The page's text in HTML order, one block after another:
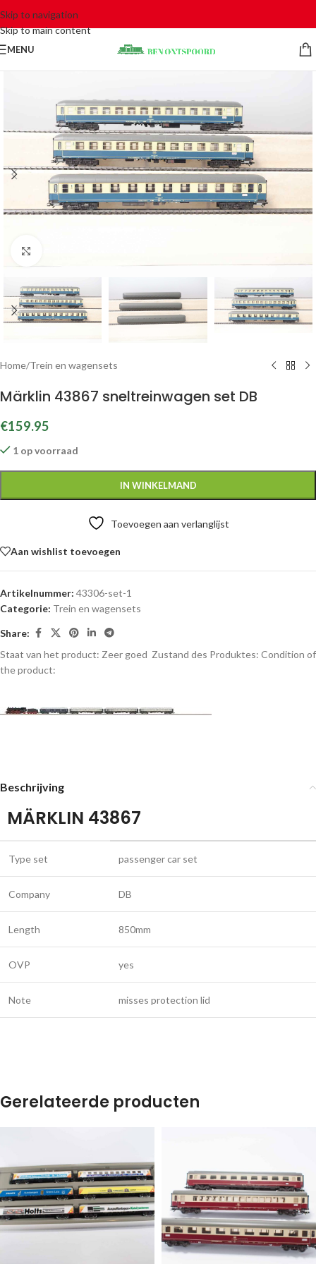
Skip to navigation
Skip to main content
MENU
Home/Trein en wagensets
Märklin 43867 sneltreinwagen set DB
€159.95
1 op voorraad
IN WINKELMAND
Toevoegen aan verlanglijst
Aan wishlist toevoegen
Artikelnummer: 43306-set-1
Categorie: Trein en wagensets
Share:
Staat van het product: Zeer goed Zustand des Produktes: Condition of
the product:
Beschrijving
MÄRKLIN 43867
Type set passenger car set
Company DB
Length 850mm
OVP yes
Note misses protection lid
Gerelateerde producten